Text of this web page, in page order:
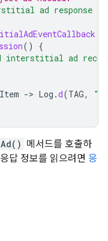
ad response
()
{
interstitial ad
-> Log .d(TAG,
메서드를 호출하
답 정보를 읽으려면 응